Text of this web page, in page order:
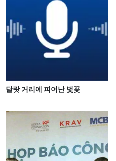
달랏 거리에 피어난 벛꽃